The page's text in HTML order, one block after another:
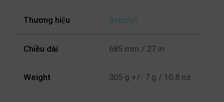
Thương hiệu Babolat
Chiều dài 685 mm / 27 in
Weight 305 g +/- 7 g / 10.8 oz